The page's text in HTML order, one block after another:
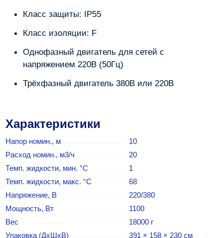
Класс защиты: IP55
Класс изоляции: F
Однофазный двигатель для сетей с
напряжением 220В (50Гц)
Трёхфазный двигатель 380В или 220В
Характеристики
Напор номин., м
10
Расход номин., м3/ч
20
Темп. жидкости, мин. °C
1
Темп. жидкости, макс. °C
68
Напряжение, В
220/380
Мощность, Вт
1100
Вес
18000 г
Упаковка (ДхШхВ)
391 × 158 × 230 см